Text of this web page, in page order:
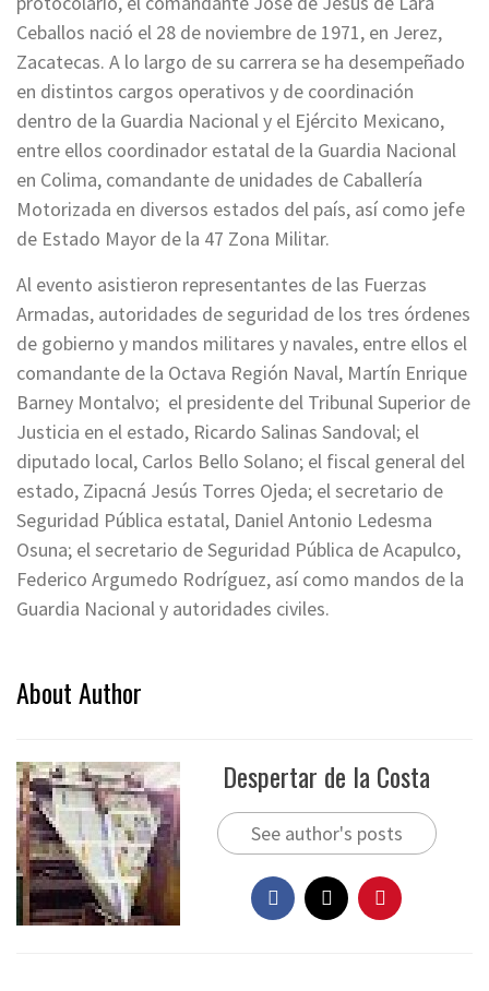
Ceballos nació el 28 de noviembre de 1971, en Jerez,
Zacatecas. A lo largo de su carrera se ha desempeñado
en distintos cargos operativos y de coordinación
dentro de la Guardia Nacional y el Ejército Mexicano,
entre ellos coordinador estatal de la Guardia Nacional
en Colima, comandante de unidades de Caballería
Motorizada en diversos estados del país, así como jefe
de Estado Mayor de la 47 Zona Militar.
Al evento asistieron representantes de las Fuerzas
Armadas, autoridades de seguridad de los tres órdenes
de gobierno y mandos militares y navales, entre ellos el
comandante de la Octava Región Naval, Martín Enrique
Barney Montalvo; el presidente del Tribunal Superior de
Justicia en el estado, Ricardo Salinas Sandoval; el
diputado local, Carlos Bello Solano; el fiscal general del
estado, Zipacná Jesús Torres Ojeda; el secretario de
Seguridad Pública estatal, Daniel Antonio Ledesma
Osuna; el secretario de Seguridad Pública de Acapulco,
Federico Argumedo Rodríguez, así como mandos de la
Guardia Nacional y autoridades civiles.
About Author
Despertar de la Costa
See author's posts